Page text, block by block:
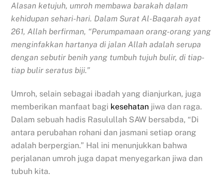
Alasan ketujuh, umroh membawa barakah dalam
kehidupan sehari-hari. Dalam Surat Al-Baqarah ayat
261, Allah berfirman, “Perumpamaan orang-orang yang
menginfakkan hartanya di jalan Allah adalah serupa
dengan sebutir benih yang tumbuh tujuh bulir, di tiap-
tiap bulir seratus biji.”
Umroh, selain sebagai ibadah yang dianjurkan, juga
memberikan manfaat bagi kesehatan jiwa dan raga.
Dalam sebuah hadis Rasulullah SAW bersabda, “Di
antara perubahan rohani dan jasmani setiap orang
adalah berpergian.” Hal ini menunjukkan bahwa
perjalanan umroh juga dapat menyegarkan jiwa dan
tubuh kita.